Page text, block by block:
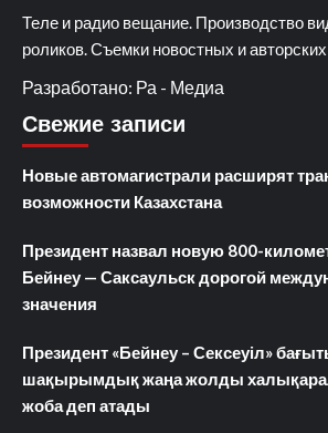
Теле и радио вещание. Производство
роликов. Съемки новостных и
Разработано: Ра - Медиа
Свежие записи
Новые автомагистрали расширят
возможности Казахстана
Президент назвал новую 800-
Бейнеу — Саксаульск дорогой
значения
Президент «Бейнеу – Сексеуіл»
шақырымдық жаңа жолды
жоба деп атады